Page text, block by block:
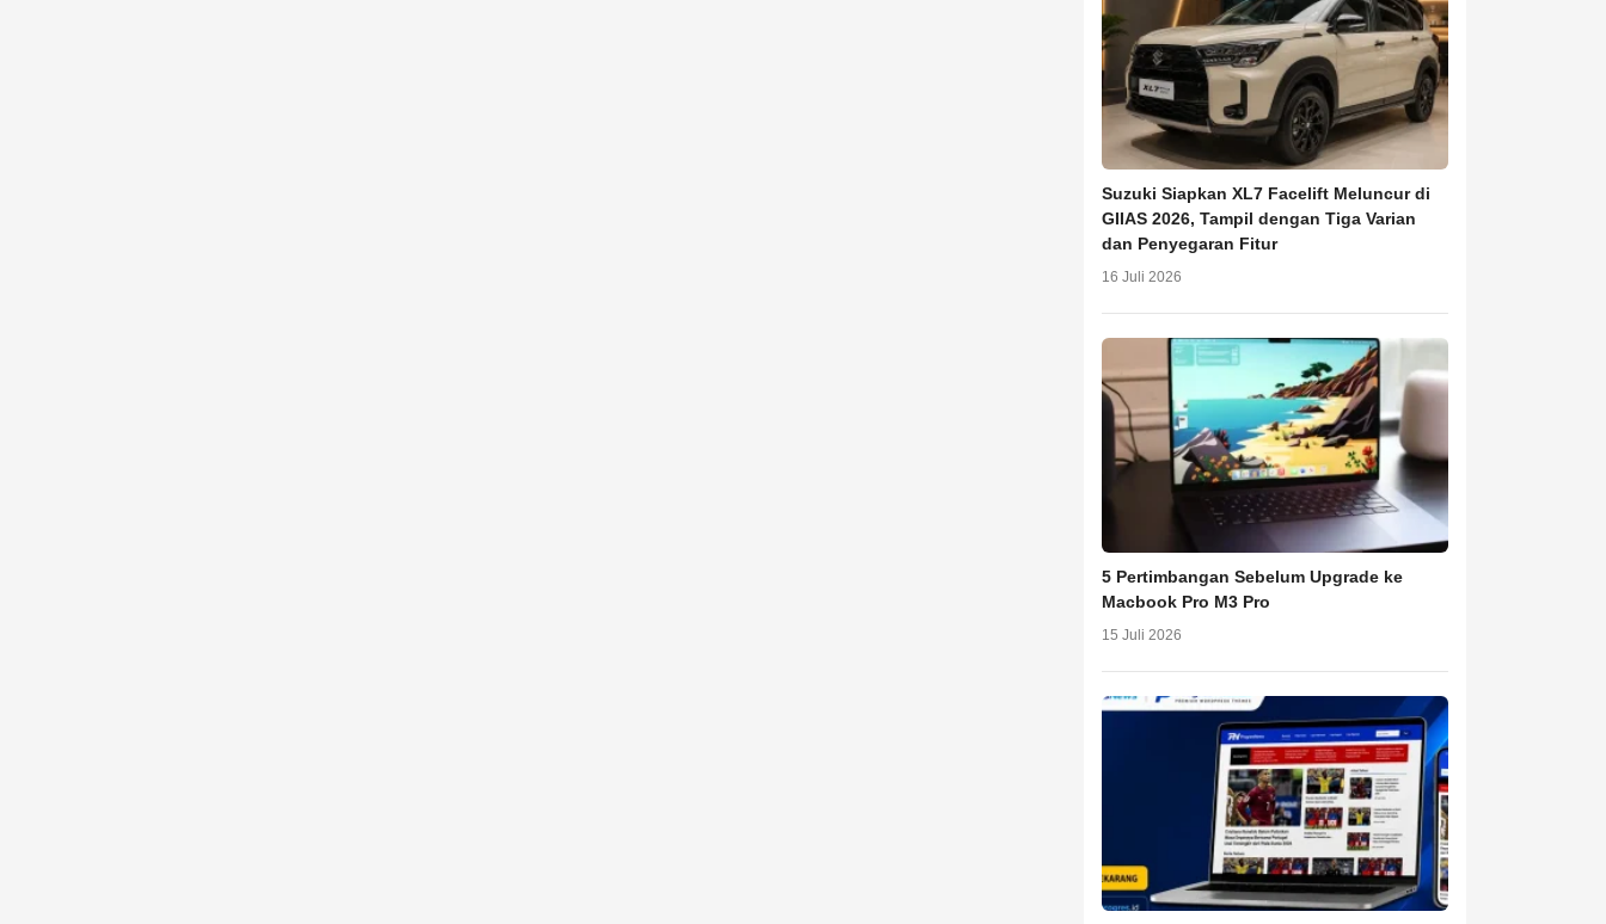
Suzuki Siapkan XL7 Facelift Meluncur di
GIIAS 2026, Tampil dengan Tiga Varian
dan Penyegaran Fitur
16 Juli 2026
5 Pertimbangan Sebelum Upgrade ke
Macbook Pro M3 Pro
15 Juli 2026